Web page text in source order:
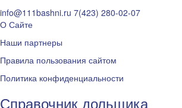
info@111bashni.ru 7(423) 280-02-07
О Сайте
Наши партнеры
Правила пользования сайтом
Политика конфиденциальности
Справочник дольщика